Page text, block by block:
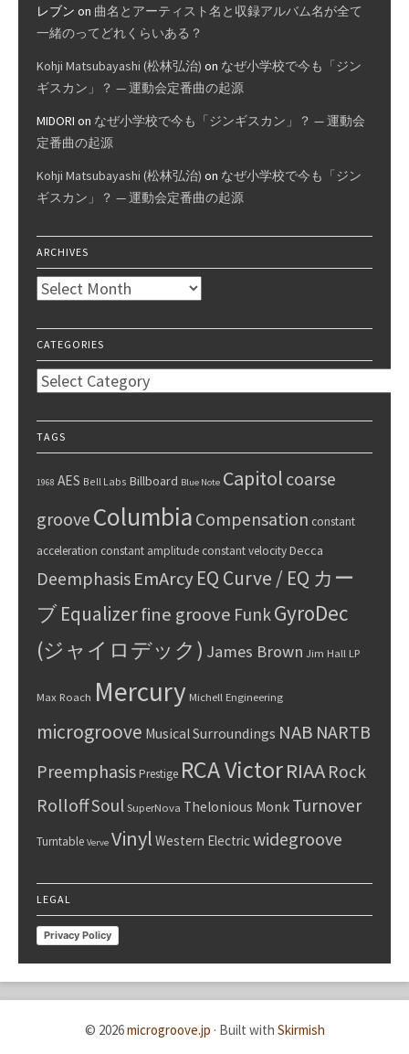
レブン on 曲名とアーティスト名と収録アルバム名が全て
一緒のってどれくらいある？
Kohji Matsubayashi (松林弘治) on なぜ小学校で今も「ジン
ギスカン」？ — 運動会定番曲の起源
MIDORI on なぜ小学校で今も「ジンギスカン」？ — 運動会
定番曲の起源
Kohji Matsubayashi (松林弘治) on なぜ小学校で今も「ジン
ギスカン」？ — 運動会定番曲の起源
ARCHIVES
Archives
CATEGORIES
Categories
TAGS
1968 AES Bell Labs Billboard Blue Note Capitol coarse
groove Columbia Compensation constant
acceleration constant amplitude constant velocityDecca
Deemphasis EmArcyEQ Curve / EQ カー
ブEqualizerfine groove Funk GyroDec
(ジャイロデック) James Brown Jim Hall LP
Max Roach Mercury Michell Engineering
microgroove Musical Surroundings NAB NARTB
PreemphasisPrestige RCA VictorRIAA Rock
RolloffSoul SuperNova Thelonious Monk Turnover
Turntable Verve Vinyl Western Electricwidegroove
LEGAL
Privacy Policy
© 2026microgroove.jp · Built with Skirmish